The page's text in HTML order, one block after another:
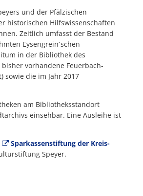
und der Pfälzischen
historischen Hilfswissenschaften
Zeitlich umfasst der Bestand
Eysengrein´schen
in der Bibliothek des
vorhandene Feuerbach-
sowie die im Jahr 2017
am Bibliotheksstandort
einsehbar. Eine Ausleihe ist
Sparkassenstiftung der Kreis-
Speyer.